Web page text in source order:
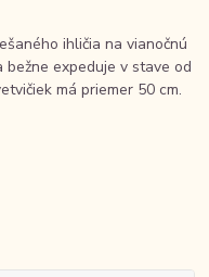
ihličia na vianočnú
bežne expeduje v stave od
má priemer 50 cm.